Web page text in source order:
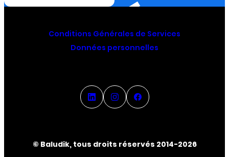
Conditions Générales de Services
Données personnelles
© Baludik, tous droits réservés 2014-2026